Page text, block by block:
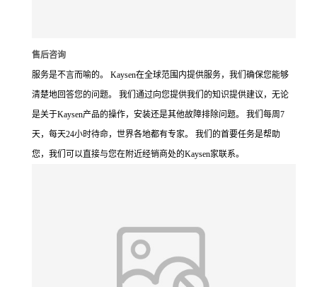
售后咨询
服务是不言而喻的。 Kaysen在全球范围内提供服务，我们确保您能够
清楚地回答您的问题。 我们通过向您提供我们的知识提供建议，无论
是关于Kaysen产品的操作，安装还是其他故障排除问题。 我们每周7
天，每天24小时待命，世界各地都有专家。 我们的首要任务是帮助
您，我们可以直接与您在附近经销商处的Kaysen家联系。